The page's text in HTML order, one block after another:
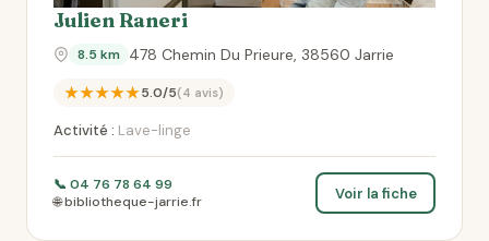
Julien Raneri
8.5 km 478 Chemin Du Prieure, 38560 Jarrie
★★★★★5.0/5(4 avis)
Activité : Lave-linge
📞 04 76 78 64 99
🌐 bibliotheque-jarrie.fr
Voir la fiche